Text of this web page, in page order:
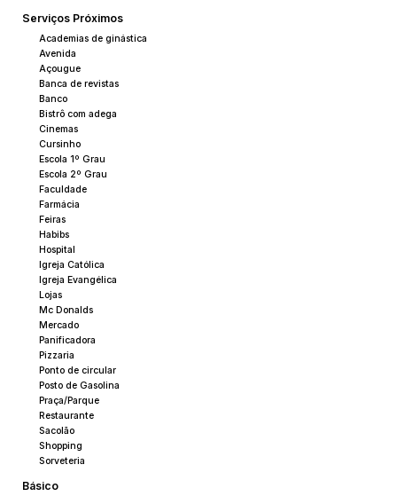
Serviços Próximos
Academias de ginástica
Avenida
Açougue
Banca de revistas
Banco
Bistrô com adega
Cinemas
Cursinho
Escola 1º Grau
Escola 2º Grau
Faculdade
Farmácia
Feiras
Habibs
Hospital
Igreja Católica
Igreja Evangélica
Lojas
Mc Donalds
Mercado
Panificadora
Pizzaria
Ponto de circular
Posto de Gasolina
Praça/Parque
Restaurante
Sacolão
Shopping
Sorveteria
Básico